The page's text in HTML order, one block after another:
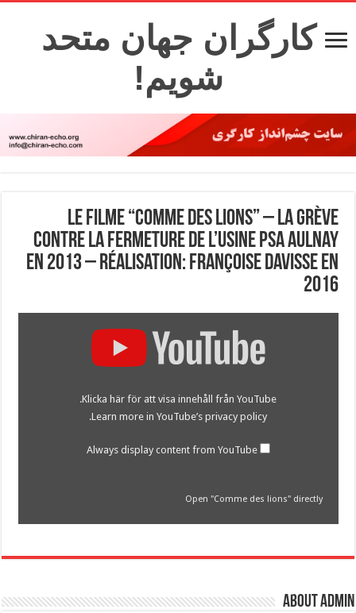
کارگران جهان متحد
شویم!
Le filme “Comme des lions” – la grève
contre la fermeture de l’usine PSA Aulnay
en 2013 – Réalisation: Françoise Davisse en
2016
Klicka här för att visa innehåll från YouTube.
Learn more inYouTube’s privacy policy
.
Always display content from YouTube
Open "Comme des lions" directly
About admin